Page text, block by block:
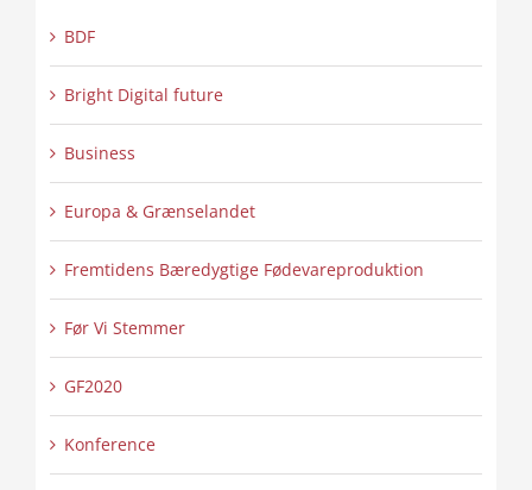
BDF
Bright Digital future
Business
Europa & Grænselandet
Fremtidens Bæredygtige Fødevareproduktion
Før Vi Stemmer
GF2020
Konference